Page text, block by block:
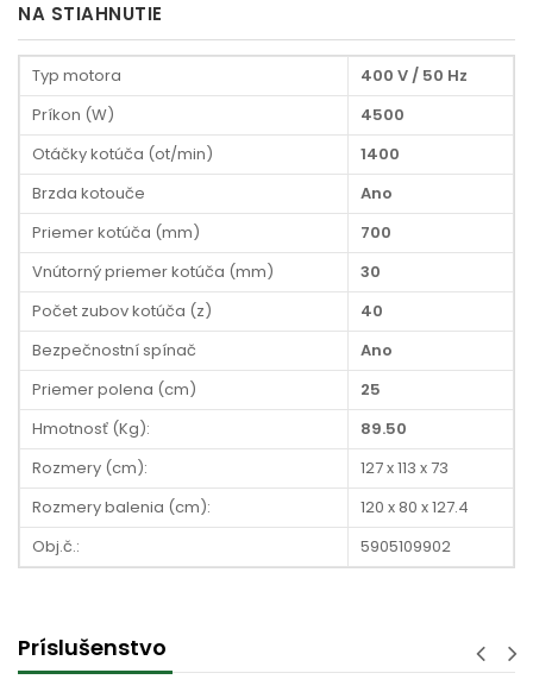
NA STIAHNUTIE
Typ motora
400 V / 50 Hz
Príkon (W)
4500
Otáčky kotúča (ot/min)
1400
Brzda kotouče
Ano
Priemer kotúča (mm)
700
Vnútorný priemer kotúča (mm)
30
Počet zubov kotúča (z)
40
Bezpečnostní spínač
Ano
Priemer polena (cm)
25
Hmotnosť (Kg):
89.50
Rozmery (cm):
127 x 113 x 73
Rozmery balenia (cm):
120 x 80 x 127.4
Obj.č.:
5905109902
Príslušenstvo